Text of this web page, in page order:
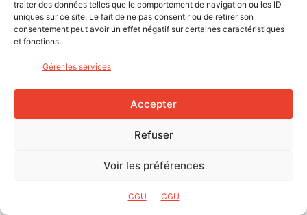
traiter des données telles que le comportement de navigation ou les ID
uniques sur ce site. Le fait de ne pas consentir ou de retirer son
consentement peut avoir un effet négatif sur certaines caractéristiques
et fonctions.
Gérer les services
Accepter
Refuser
Voir les préférences
CGU CGU
l’assistance électrique sans
perdre l’âme du gravel
Cassandra Dumery 23 mai 2026
Ritchey P29er : le Monster Gravel
Laurent Biger
le gravel accessible